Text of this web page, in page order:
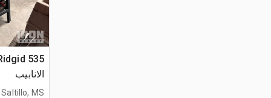
الانابيب
Saltillo, MS